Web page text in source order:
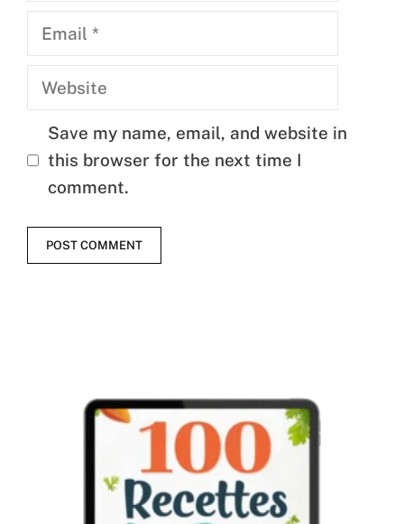
Email
Website
Save my name, email, and website in
this browser for the next time I
comment.